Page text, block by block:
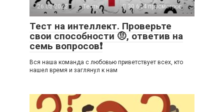
26.08.2022 Тесты 30 624 просмотров
Тест на интеллект. Проверьте
свои способности 🤨, ответив на
семь вопросов❗
Вся наша команда с любовью приветствует всех, кто
нашел время и заглянул к нам